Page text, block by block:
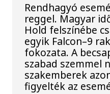
Rendhagyó
reggel. Magyar
Hold felszínébe
egyik Falcon–9
fokozata. A
szabad szemmel
szakemberek
figyelték az